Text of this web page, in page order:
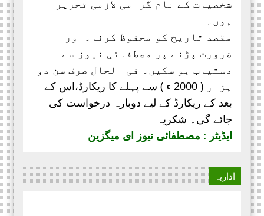
شخصیات کے نام گرامی لازمی تحریر
ہوں۔
مقصد تاریخ کو محفوظ کرنا۔اور
ضرورت پڑنے پر مصطفائی نیوز سے
دستیاب ہو سکیں۔ فی الحال صرف سن دو
ہزار ( 2000 ء ) سے پہلے کا ریکارڈ،
اس کے
بعد کے ریکارڈ کے لیے دوبارہ درخواست کی
جائے گی۔ شکریہ
ایڈیٹر : مصطفائی نیوز ای میگزین
اداریہ